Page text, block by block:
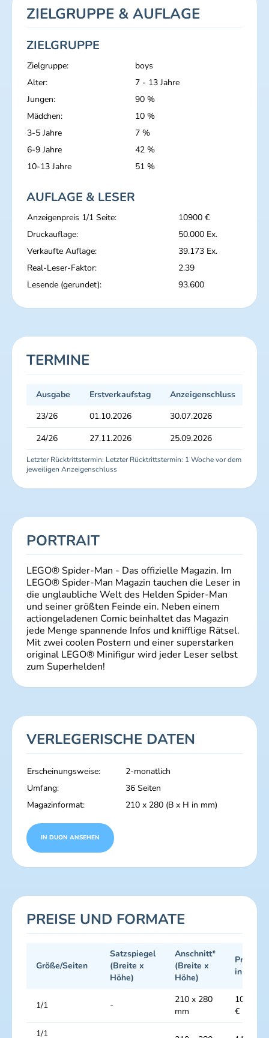
ZIELGRUPPE & AUFLAGE
ZIELGRUPPE
Zielgruppe:
boys
Alter:
7 - 13 Jahre
Jungen:
90 %
Mädchen:
10 %
3-5 Jahre
7 %
6-9 Jahre
42 %
10-13 Jahre
51 %
AUFLAGE & LESER
Anzeigenpreis 1/1 Seite:
10900 €
Druckauflage:
50.000 Ex.
Verkaufte Auflage:
39.173 Ex.
Real-Leser-Faktor:
2.39
Lesende (gerundet):
93.600
TERMINE
Ausgabe Erstverkaufstag Anzeigenschluss
23/26
01.10.2026 30.07.2026
24/26
27.11.2026 25.09.2026
Letzter Rücktrittstermin: Letzter Rücktrittstermin: 1 Woche vor dem
jeweiligen Anzeigenschluss
PORTRAIT
LEGO® Spider-Man - Das offizielle Magazin. Im
LEGO® Spider-Man Magazin tauchen die Leser in
die unglaubliche Welt des Helden Spider-Man
und seiner größten Feinde ein. Neben einem
actiongeladenen Comic beinhaltet das Magazin
jede Menge spannende Infos und knifflige Rätsel.
Mit zwei coolen Postern und einer superstarken
original LEGO® Minifigur wird jeder Leser selbst
zum Superhelden!
VERLEGERISCHE DATEN
Erscheinungsweise:
2-monatlich
Umfang:
36 Seiten
Magazinformat:
210 x 280 (B x H in mm)
IN DUON ANSEHEN
PREISE UND FORMATE
Größe/Seiten
Satzspiegel
(Breite x
Höhe)
Anschnitt*
(Breite x
Höhe)
Preise
in €
1/1 -
210 x 280
mm
10900
€
1/1